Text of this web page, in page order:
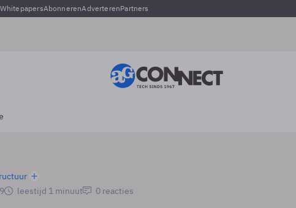
WhitepapersAbonnerenAdverterenPartners
leestijd 1 minuut 0 reacties